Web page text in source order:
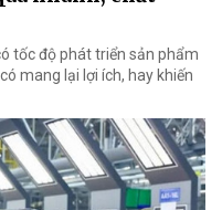
tốc độ phát triển sản phẩm
mang lại lợi ích, hay khiến